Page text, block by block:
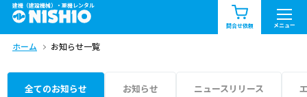
建機（建設機械）・重機レンタル
問合せ依頼 メニュー
商品一覧 お知らせ一覧
問合せ依頼リスト
エリア情報を見る
ホーム お知らせ一覧
全てのお知らせ お知らせ ニュースリリース